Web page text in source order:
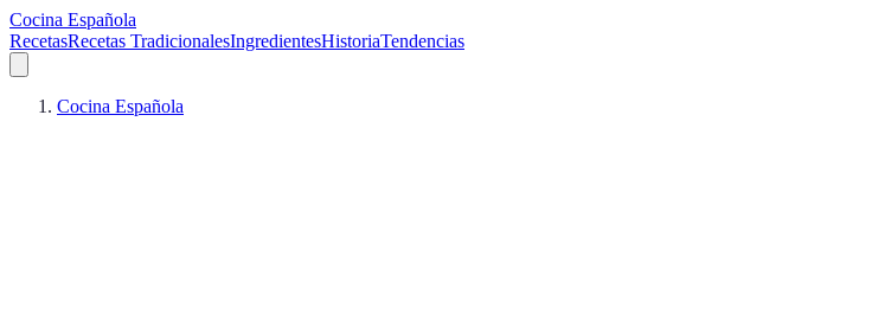
Cocina Española
RecetasRecetas TradicionalesIngredientesHistoriaTendencias
Cocina Española